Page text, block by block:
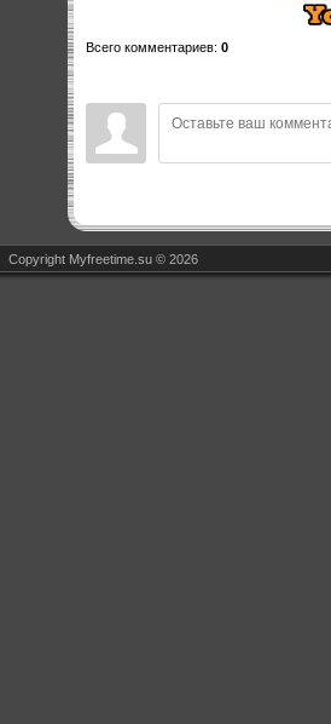
Всего комментариев: 0
Copyright Myfreetime.su © 2026